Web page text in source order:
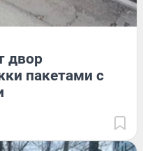
двор
пакетами с